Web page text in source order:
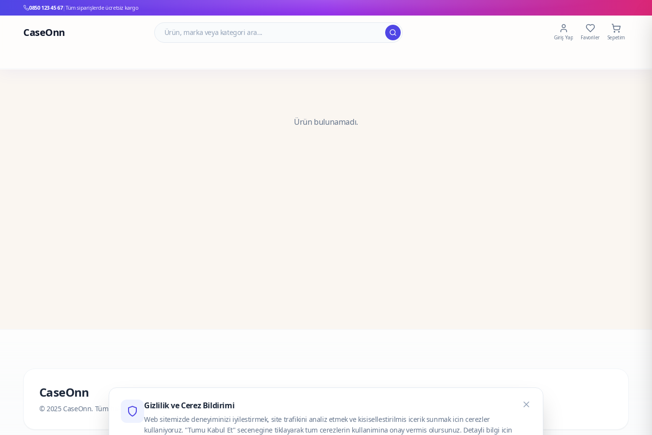
0850 123 45 67|Tüm siparişlerde ücretsiz kargo
CaseOnn Giriş Yap Favoriler Sepetim
Ürün bulunamadı.
CaseOnn
© 2025 CaseOnn. Tüm hakları saklıdır.Gizlilik ve Cerez Bildirimi
Web sitemizde deneyiminizi iyilestirmek, site trafikini analiz etmek ve kisisellestirilmis icerik sunmak icin cerezler
kullaniyoruz. "Tumu Kabul Et" secenegine tiklayarak tum cerezlerin kullanimina onay vermis olursunuz. Detayli bilgi icin